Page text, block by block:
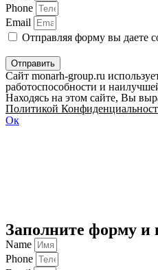
Phone
Email
Отправляя форму вы даете
Отправить
Сайт monarh-group.ru
работоспособности и
Находясь на этом сайте, Вы
Политикой
Ок
Заполните форму и
Name
Phone